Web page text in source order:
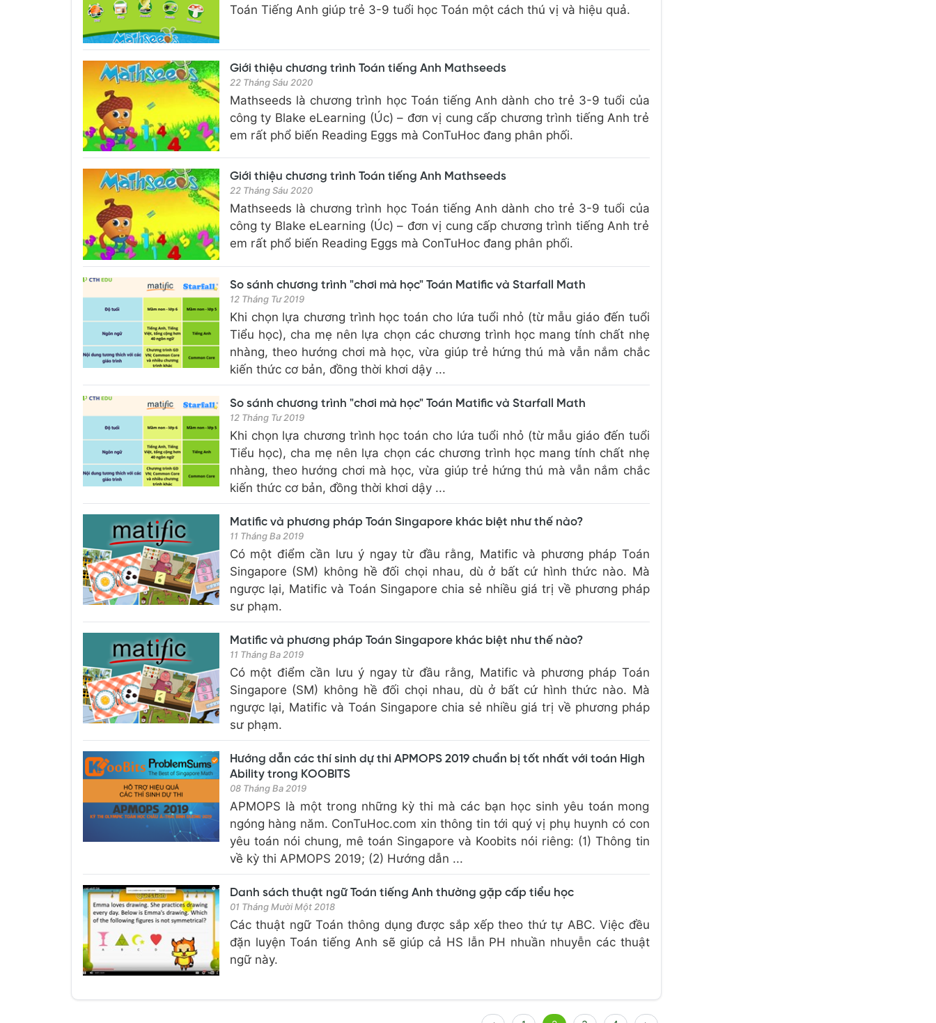
Toán Tiếng Anh giúp trẻ 3-9 tuổi học Toán một cách thú vị và hiệu quả.
Giới thiệu chương trình Toán tiếng Anh Mathseeds
22 Tháng Sáu 2020
Mathseeds là chương trình học Toán tiếng Anh dành cho trẻ 3-9 tuổi của
công ty Blake eLearning (Úc) – đơn vị cung cấp chương trình tiếng Anh trẻ
em rất phổ biến Reading Eggs mà ConTuHoc đang phân phối.
Giới thiệu chương trình Toán tiếng Anh Mathseeds
22 Tháng Sáu 2020
Mathseeds là chương trình học Toán tiếng Anh dành cho trẻ 3-9 tuổi của
công ty Blake eLearning (Úc) – đơn vị cung cấp chương trình tiếng Anh trẻ
em rất phổ biến Reading Eggs mà ConTuHoc đang phân phối.
So sánh chương trình "chơi mà học" Toán Matific và Starfall Math
12 Tháng Tư 2019
Khi chọn lựa chương trình học toán cho lứa tuổi nhỏ (từ mẫu giáo đến tuổi
Tiểu học), cha mẹ nên lựa chọn các chương trình học mang tính chất nhẹ
nhàng, theo hướng chơi mà học, vừa giúp trẻ hứng thú mà vẫn nắm chắc
kiến thức cơ bản, đồng thời khơi dậy ...
So sánh chương trình "chơi mà học" Toán Matific và Starfall Math
12 Tháng Tư 2019
Khi chọn lựa chương trình học toán cho lứa tuổi nhỏ (từ mẫu giáo đến tuổi
Tiểu học), cha mẹ nên lựa chọn các chương trình học mang tính chất nhẹ
nhàng, theo hướng chơi mà học, vừa giúp trẻ hứng thú mà vẫn nắm chắc
kiến thức cơ bản, đồng thời khơi dậy ...
Matific và phương pháp Toán Singapore khác biệt như thế nào?
11 Tháng Ba 2019
Có một điểm cần lưu ý ngay từ đầu rằng, Matific và phương pháp Toán
Singapore (SM) không hề đối chọi nhau, dù ở bất cứ hình thức nào. Mà
ngược lại, Matific và Toán Singapore chia sẻ nhiều giá trị về phương pháp
sư phạm.
Matific và phương pháp Toán Singapore khác biệt như thế nào?
11 Tháng Ba 2019
Có một điểm cần lưu ý ngay từ đầu rằng, Matific và phương pháp Toán
Singapore (SM) không hề đối chọi nhau, dù ở bất cứ hình thức nào. Mà
ngược lại, Matific và Toán Singapore chia sẻ nhiều giá trị về phương pháp
sư phạm.
Hướng dẫn các thí sinh dự thi APMOPS 2019 chuẩn bị tốt nhất với toán High
Ability trong KOOBITS
08 Tháng Ba 2019
APMOPS là một trong những kỳ thi mà các bạn học sinh yêu toán mong
ngóng hàng năm. ConTuHoc.com xin thông tin tới quý vị phụ huynh có con
yêu toán nói chung, mê toán Singapore và Koobits nói riêng: (1) Thông tin
về kỳ thi APMOPS 2019; (2) Hướng dẫn ...
Danh sách thuật ngữ Toán tiếng Anh thường gặp cấp tiểu học
01 Tháng Mười Một 2018
Các thuật ngữ Toán thông dụng được sắp xếp theo thứ tự ABC. Việc đều
đặn luyện Toán tiếng Anh sẽ giúp cả HS lẫn PH nhuần nhuyễn các thuật
ngữ này.